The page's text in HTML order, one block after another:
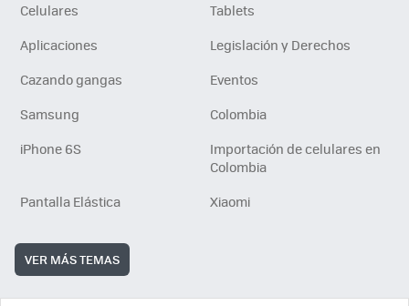
Celulares
Tablets
Aplicaciones
Legislación y Derechos
Cazando gangas
Eventos
Samsung
Colombia
iPhone 6S
Importación de celulares en
Colombia
Pantalla Elástica
Xiaomi
VER MÁS TEMAS